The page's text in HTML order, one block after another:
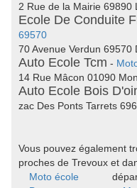
2 Rue de la Mairie 69890
Ecole De Conduite
69570
70 Avenue Verdun 69570
Auto Ecole Tcm -
14 Rue Mâcon 01090
Auto Ecole Bois
zac Des Ponts Tarrets
Vous pouvez également
proches de Trevoux et
Moto école